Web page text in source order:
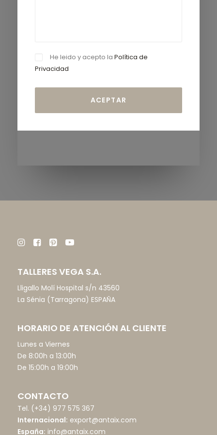
He leido y acepto laPolítica de
Privacidad
TALLERES VEGA S.A.
Lligallo Molí Hospital s/n 43560
La Sénia (Tarragona) ESPAÑA
HORARIO DE ATENCIÓN AL CLIENTE
Lunes a Viernes
De 8:00h a 13:00h
De 15:00h a 19:00h
CONTACTO
Tel. (+34) 977 575 367
Internacional: export@antaix.com
España: info@antaix.com